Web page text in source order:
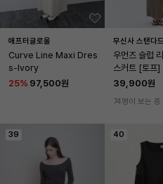
애프터글로울
Curve Line Maxi Dres
s-Ivory
25% 97,500원
무신사 스탠다
우먼즈 슬럽
스커트 [토프]
39,900원
74명이 보는 중
39 40